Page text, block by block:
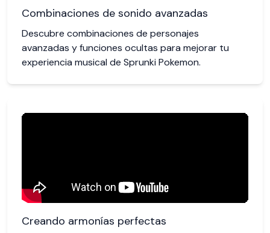
Combinaciones de sonido avanzadas
Descubre combinaciones de personajes
avanzadas y funciones ocultas para mejorar tu
experiencia musical de Sprunki Pokemon.
Creando armonías perfectas